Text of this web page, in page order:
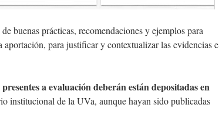
buenas prácticas, recomendaciones y ejemplos para
aportación, para justificar y contextualizar las evidencias e
a evaluación deberán están depositadas en
institucional de la UVa, aunque hayan sido publicadas